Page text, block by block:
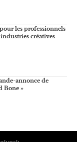
les professionnels
créatives
annonce de
Bone »